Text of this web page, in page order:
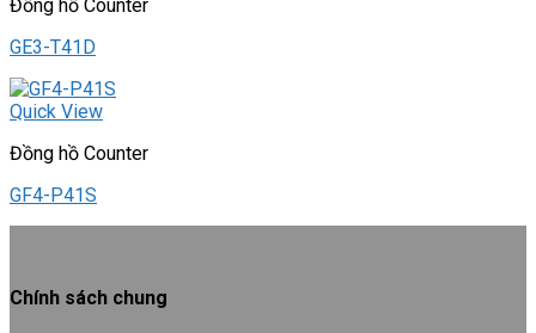
Đồng hồ Counter
GE3-T41D
Quick View
Đồng hồ Counter
GF4-P41S
Chính sách chung